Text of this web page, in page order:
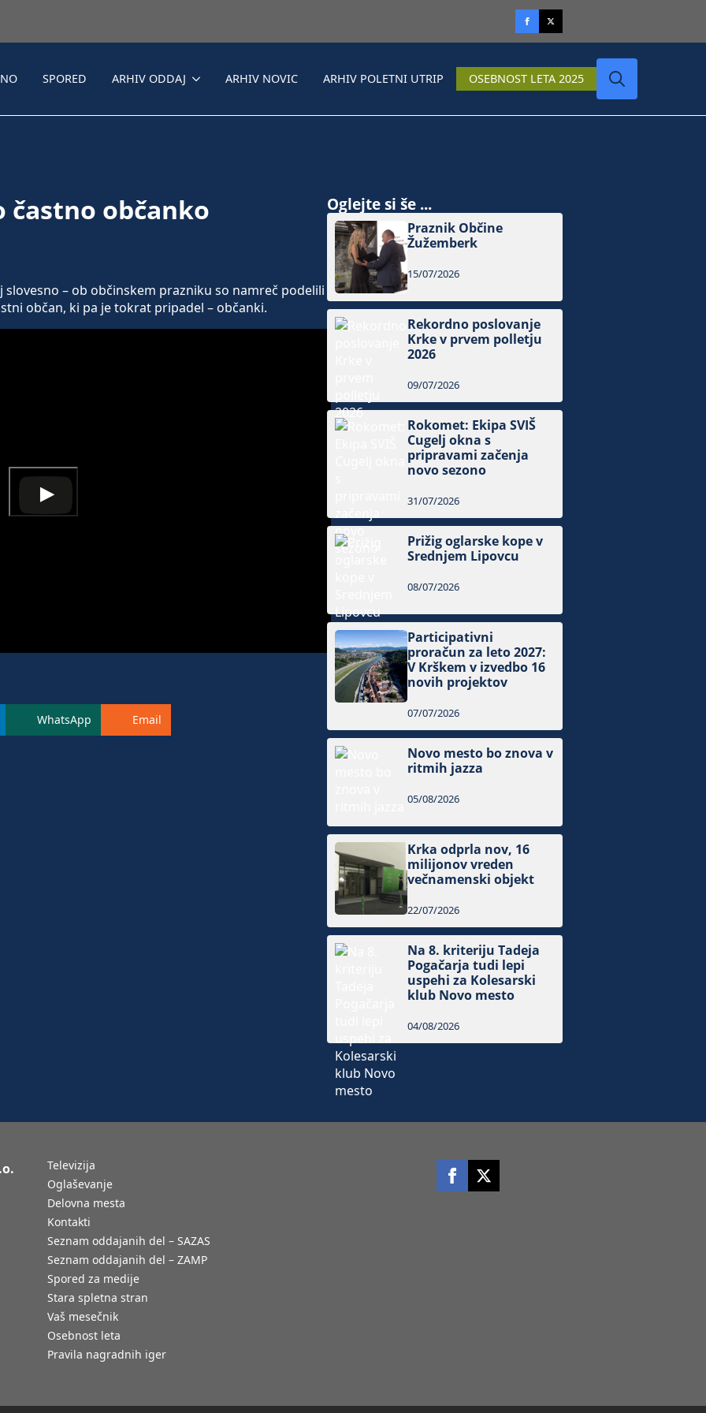
SPORED ARHIV ODDAJ ARHIV NOVIC ARHIV POLETNI UTRIP OSEBNOST LETA 2025
občanko
slovesno – ob občinskem prazniku so namreč podelili
občan, ki pa je tokrat pripadel – občanki.
WhatsApp Email
Oglejte si še ...
Praznik Občine
Žužemberk
15/07/2026
Rekordno poslovanje
Krke v prvem polletju
2026
09/07/2026
Rokomet: Ekipa SVIŠ
Cugelj okna s
pripravami začenja
novo sezono
31/07/2026
Prižig oglarske kope v
Srednjem Lipovcu
08/07/2026
Participativni
proračun za leto 2027:
V Krškem v izvedbo 16
novih projektov
07/07/2026
Novo mesto bo znova v
ritmih jazza
05/08/2026
Krka odprla nov, 16
milijonov vreden
večnamenski objekt
22/07/2026
Na 8. kriteriju Tadeja
Pogačarja tudi lepi
uspehi za Kolesarski
klub Novo mesto
04/08/2026
Televizija
Oglaševanje
Delovna mesta
Kontakti
Seznam oddajanih del – SAZAS
Seznam oddajanih del – ZAMP
Spored za medije
Stara spletna stran
Vaš mesečnik
Osebnost leta
Pravila nagradnih iger